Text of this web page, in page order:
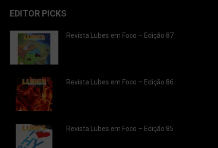
EDITOR PICKS
Revista Lubes em Foco – Edição 87
Revista Lubes em Foco – Edição 86
Revista Lubes em Foco – Edição 85